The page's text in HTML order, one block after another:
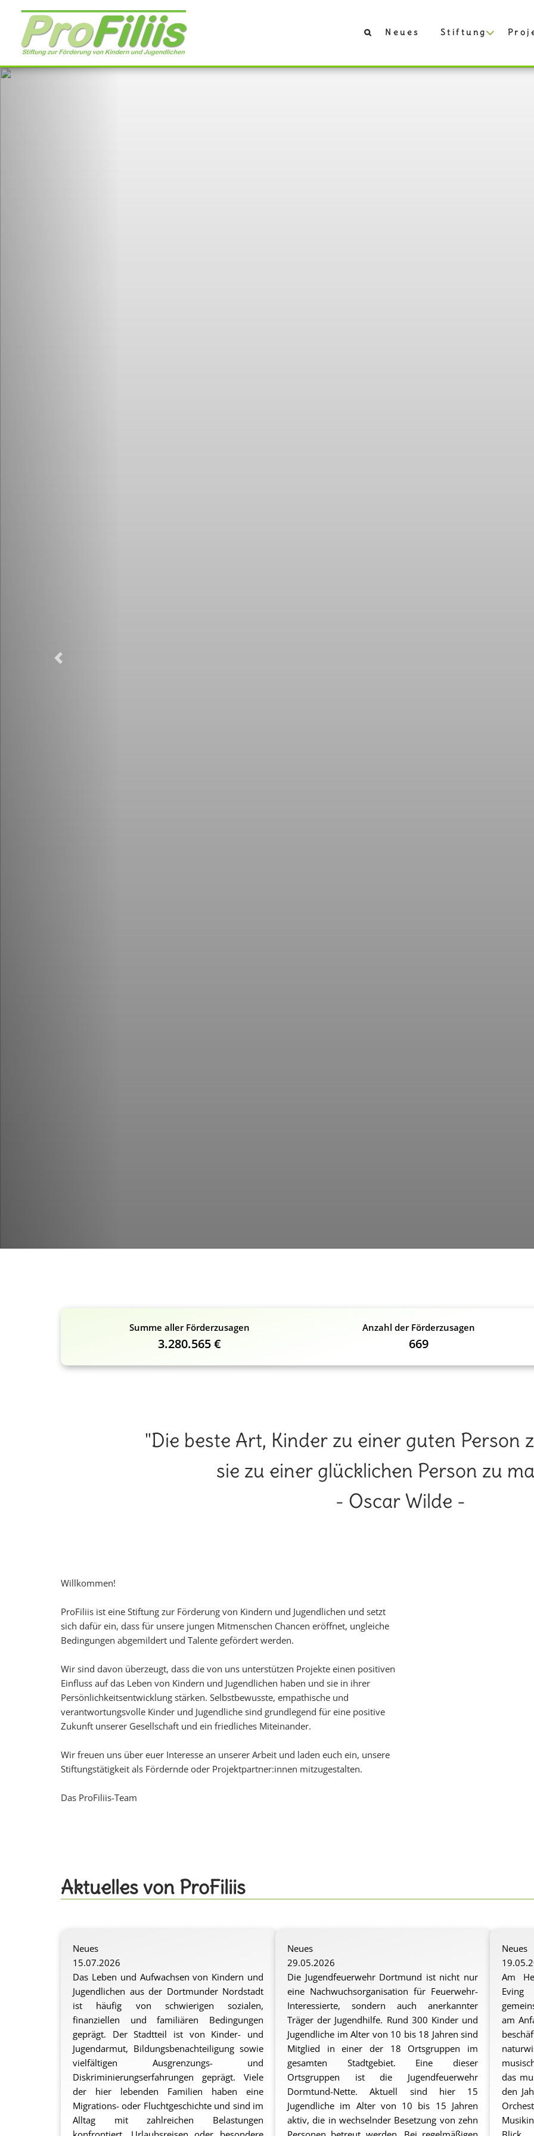
Direkt
Inhalt
Neues Stiftung
Previous
Summe aller Förderzusagen
3.280.565 €
Anzahl der Förderzusagen
669
"Die beste Art, Kinder zu einer guten Person
sie zu einer glücklichen Person zu
- Oscar Wilde -
Willkommen!
ProFiliis ist eine Stiftung zur Förderung von Kindern und Jugendlichen und setzt
sich dafür ein, dass für unsere jungen Mitmenschen Chancen eröffnet, ungleiche
Bedingungen abgemildert und Talente gefördert werden.
Wir sind davon überzeugt, dass die von uns unterstützen Projekte einen positiven
Einfluss auf das Leben von Kindern und Jugendlichen haben und sie in ihrer
Persönlichkeitsentwicklung stärken. Selbstbewusste, empathische und
verantwortungsvolle Kinder und Jugendliche sind grundlegend für eine positive
Zukunft unserer Gesellschaft und ein friedliches Miteinander.
Wir freuen uns über euer Interesse an unserer Arbeit und laden euch ein, unsere
Stiftungstätigkeit als Fördernde oder Projektpartner:innen mitzugestalten.
Das ProFiliis-Team
Aktuelles von ProFiliis
Neues
15.07.2026
Das Leben und Aufwachsen von Kindern und
Jugendlichen aus der Dortmunder Nordstadt
ist häufig von schwierigen sozialen,
finanziellen und familiären Bedingungen
geprägt. Der Stadtteil ist von Kinder- und
Jugendarmut, Bildungsbenachteiligung sowie
vielfältigen Ausgrenzungs- und
Diskriminierungserfahrungen geprägt. Viele
der hier lebenden Familien haben eine
Migrations- oder Fluchtgeschichte und sind im
Alltag mit zahlreichen Belastungen
Neues
29.05.2026
Die Jugendfeuerwehr Dortmund ist nicht nur
eine Nachwuchsorganisation für Feuerwehr-
Interessierte, sondern auch anerkannter
Träger der Jugendhilfe. Rund 300 Kinder und
Jugendliche im Alter von 10 bis 18 Jahren sind
Mitglied in einer der 18 Ortsgruppen im
gesamten Stadtgebiet. Eine dieser
Ortsgruppen ist die Jugendfeuerwehr
Dormtund-Nette. Aktuell sind hier 15
Jugendliche im Alter von 10 bis 15 Jahren
aktiv, die in wechselnder Besetzung von zehn
Neues
Am
Eving
am
das
den